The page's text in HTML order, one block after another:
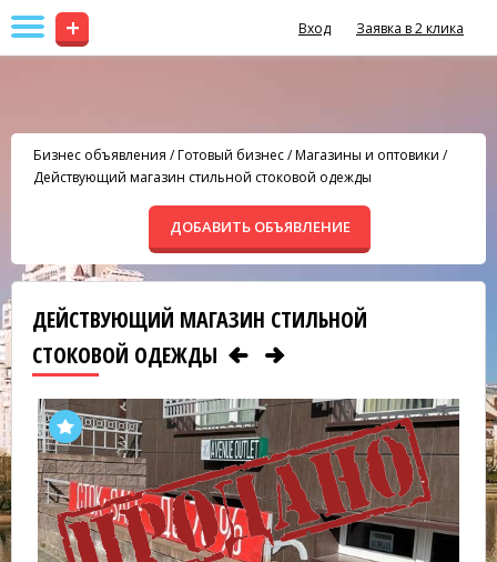
+ Вход Заявка в 2 клика
Бизнес объявления /Готовый бизнес/Магазины и оптовики /
Действующий магазин стильной стоковой одежды
ДОБАВИТЬ ОБЪЯВЛЕНИЕ
ДЕЙСТВУЮЩИЙ МАГАЗИН СТИЛЬНОЙ
СТОКОВОЙ ОДЕЖДЫ